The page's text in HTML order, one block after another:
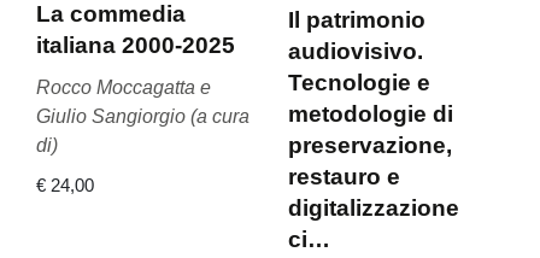
La commedia
italiana 2000-2025
Rocco Moccagatta e
Giulio Sangiorgio (a cura
di)
€ 24,00
Il patrimonio
audiovisivo.
Tecnologie e
metodologie di
preservazione,
restauro e
digitalizzazione
ci…